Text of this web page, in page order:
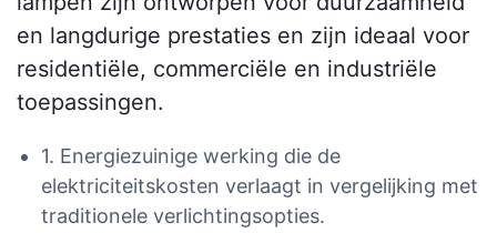
en langdurige prestaties en zijn ideaal voor
residentiële, commerciële en industriële
toepassingen.
1. Energiezuinige werking die de
elektriciteitskosten verlaagt in vergelijking met
traditionele verlichtingsopties.